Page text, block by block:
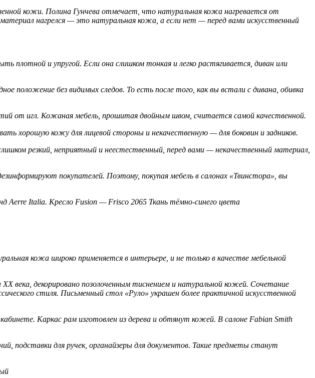
кожи. Полина Гунчева отмечает, что натуральная кожа нагревается от
нагрелся — это натуральная кожа, а если нет — перед вами искусственный
и упругой. Если она слишком тонкая и легко растягивается, диван или
положение без видимых следов. То есть после того, как вы встали с дивана, обивка
от игл. Кожаная мебель, прошитая двойным швом, считается самой качественной.
хорошую кожу для лицевой стороны и некачественную — для боковин и задников.
резкий, неприятный и неестественный, перед вами — некачественный материал,
покупателей. Поэтому, покупая мебель в салонах «Твинстора», вы
Aerre Italia. Кресло Fusion — Frisco 2065 Ткань тёмно-синего цвета
кожа широко применяется в интерьере, и не только в качестве мебельной
века, декорировано позолоченным тиснением и натуральной кожей. Сочетание
стиля. Письменный стол «Руло» украшен более практичной искусственной
Каркас рам изготовлен из дерева и обтянут кожей. В салоне Fabian Smith
подставки для ручек, органайзеры для документов. Такие предметы станут